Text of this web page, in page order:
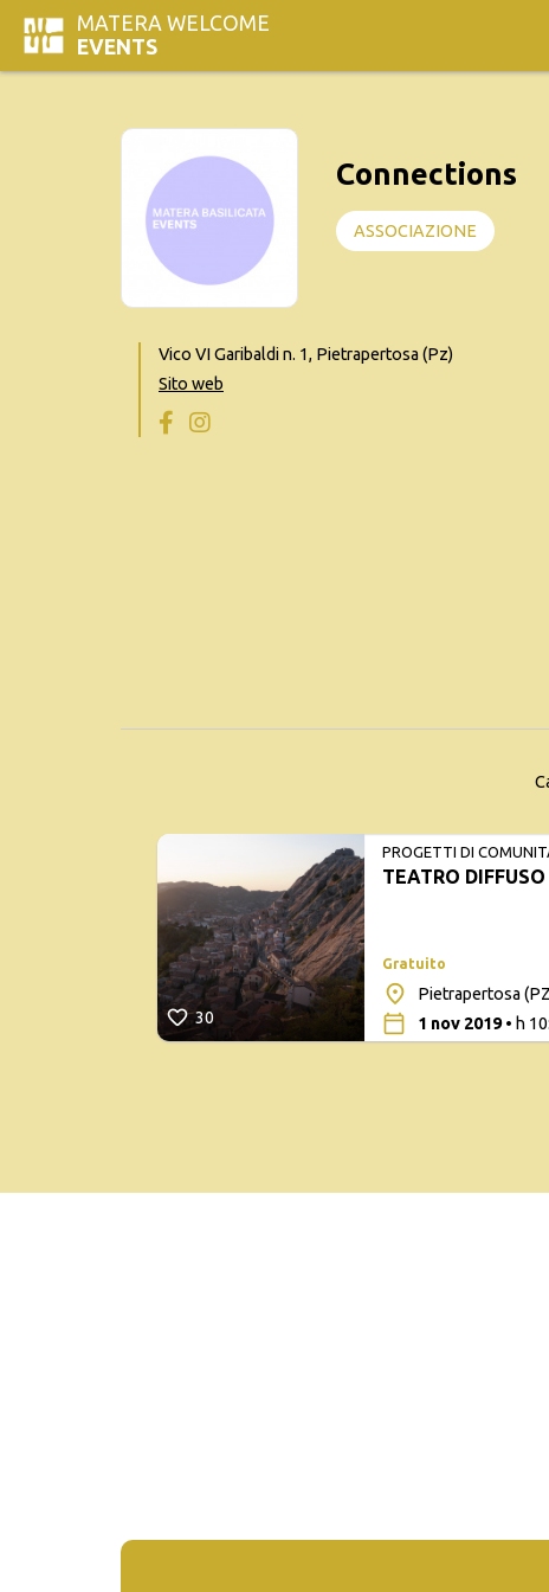
MATERA WELCOME
EVENTS
Connections
ASSOCIAZIONE
Vico VI Garibaldi n. 1, Pietrapertosa (Pz)
Sito web
30
PROGETTI DI
TEATRO DIFFUSO
Gratuito
Pietrapertosa
1 nov 2019• h